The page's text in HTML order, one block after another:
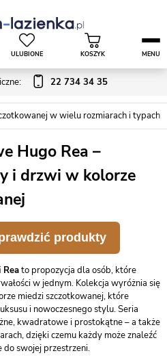
22 734 34 35
ULUBIONE KOSZYK MENU
w wielu rozmiarach i typach
Hugo Rea –
i drzwi w kolorze
produkty
Reato propozycja dla osób, które
w jednym. Kolekcja wyróżnia się
miedzi szczotkowanej, które
i nowoczesnego stylu. Seria
kwadratowe i prostokątne – a także
dzięki czemu każdy może znaleźć
do swojej przestrzeni.